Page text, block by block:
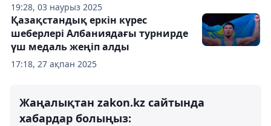
19:28, 03 наурыз 2025
17:18, 27 ақпан 2025
Қазақстандық еркін күрес
шеберлері Албаниядағы турнирде
үш медаль жеңіп алды
Жаңалықтан zakon.kz сайтында
хабардар болыңыз: